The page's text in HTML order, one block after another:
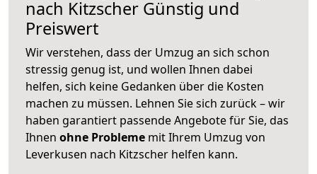
nach Kitzscher Günstig und
Preiswert
Wir verstehen, dass der Umzug an sich schon
stressig genug ist, und wollen Ihnen dabei
helfen, sich keine Gedanken über die Kosten
machen zu müssen. Lehnen Sie sich zurück – wir
haben garantiert passende Angebote für Sie, das
Ihnen ohne Probleme mit Ihrem Umzug von
Leverkusen nach Kitzscher helfen kann.